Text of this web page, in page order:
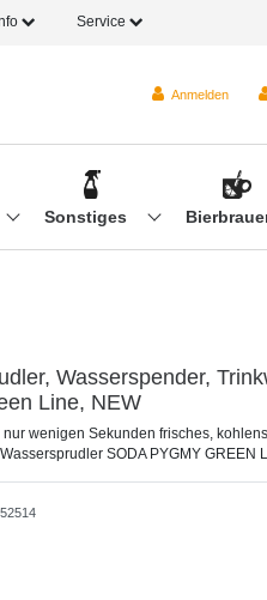
Service
Anmelden
Sonstiges
Wasserspender,
Line, NEW
nur wenigen Sekunden frisches,
SODA PYGMY GREEN